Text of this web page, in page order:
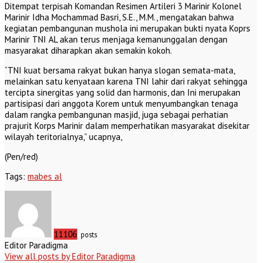
Ditempat terpisah Komandan Resimen Artileri 3 Marinir Kolonel
Marinir Idha Mochammad Basri, S.E., M.M., mengatakan bahwa
kegiatan pembangunan mushola ini merupakan bukti nyata Koprs
Marinir TNI AL akan terus menjaga kemanunggalan dengan
masyarakat diharapkan akan semakin kokoh.
“TNI kuat bersama rakyat bukan hanya slogan semata-mata,
melainkan satu kenyataan karena TNI lahir dari rakyat sehingga
tercipta sinergitas yang solid dan harmonis, dan Ini merupakan
partisipasi dari anggota Korem untuk menyumbangkan tenaga
dalam rangka pembangunan masjid, juga sebagai perhatian
prajurit Korps Marinir dalam memperhatikan masyarakat disekitar
wilayah teritorialnya,” ucapnya,
(Pen/red)
Tags: mabes al
11106 posts
Editor Paradigma
View all posts by Editor Paradigma